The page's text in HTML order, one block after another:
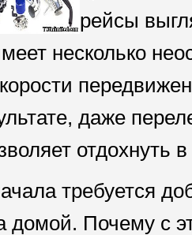
рейсы
несколько
даже
отдохнуть
требуется
домой. Почему с